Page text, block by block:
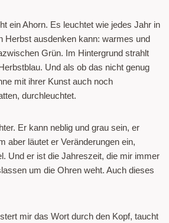
ein Ahorn. Es leuchtet wie jedes Jahr in
Herbst ausdenken kann: warmes und
Grün. Im Hintergrund strahlt
Und als ob das nicht genug
mit ihrer Kunst auch noch
durchleuchtet.
Er kann neblig und grau sein, er
aber läutet er Veränderungen ein,
Und er ist die Jahreszeit, die mir immer
um die Ohren weht. Auch dieses
mir das Wort durch den Kopf, taucht